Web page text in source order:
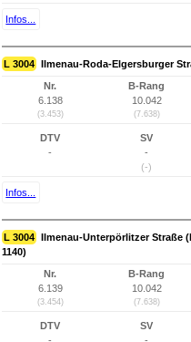
Infos...
L 3004 Ilmenau-Roda-Elgersburger
Nr.
6.138
(3.453)
B-Rang
10.042
(7.638)
DTV
-
SV
-
(-)
Infos...
L 3004 Ilmenau-Unterpörlitzer Straße
1140)
Nr.
6.139
(3.454)
B-Rang
10.042
(7.638)
DTV
SV